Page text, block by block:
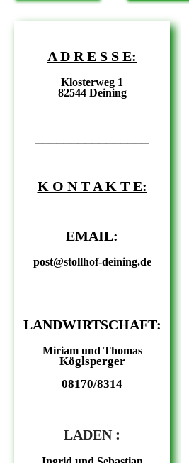
A D R E S S E:
Klosterweg 1
82544 Deining
K O N T A K T E:
EMAIL:
post@stollhof-deining.de
LANDWIRTSCHAFT:
Miriam und Thomas
Köglsperger
08170/8314
LADEN :